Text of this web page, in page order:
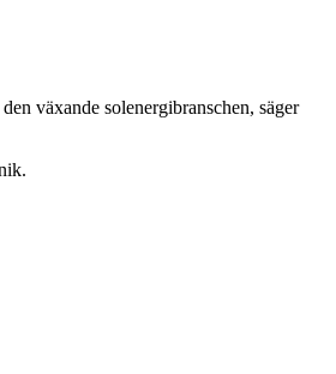
växande solenergibranschen, säger